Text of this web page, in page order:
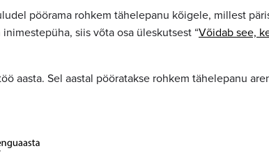
pöörama rohkem tähelepanu kõigele, millest
siis võta osa üleskutsest “Võidab see,
aasta. Sel aastal pööratakse rohkem tähelepanu